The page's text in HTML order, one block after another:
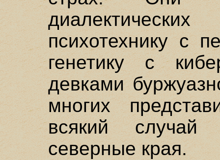
психотехнику с
генетику с
девками
многих
всякий
северные края.